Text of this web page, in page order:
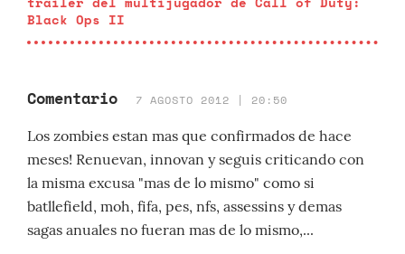
Black Ops II
Comentario 7 AGOSTO 2012 | 20:50
Los zombies estan mas que confirmados de hace
meses! Renuevan, innovan y seguis criticando con
la misma excusa "mas de lo mismo" como si
batllefield, moh, fifa, pes, nfs, assessins y demas
sagas anuales no fueran mas de lo mismo,...